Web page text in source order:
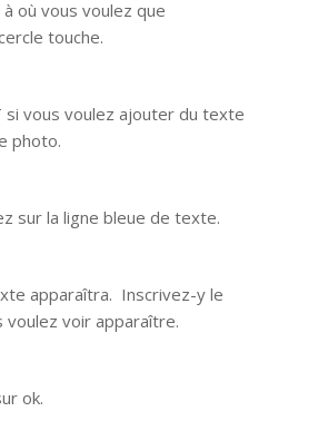
où vous voulez que
touche.
vous voulez ajouter du texte
photo.
sur la ligne bleue de texte.
apparaîtra. Inscrivez-y le
voir apparaître.
ok.